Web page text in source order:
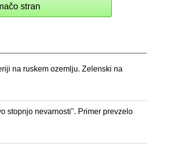
stran
na ruskem ozemlju. Zelenski na
stopnjo nevarnosti". Primer prevzelo